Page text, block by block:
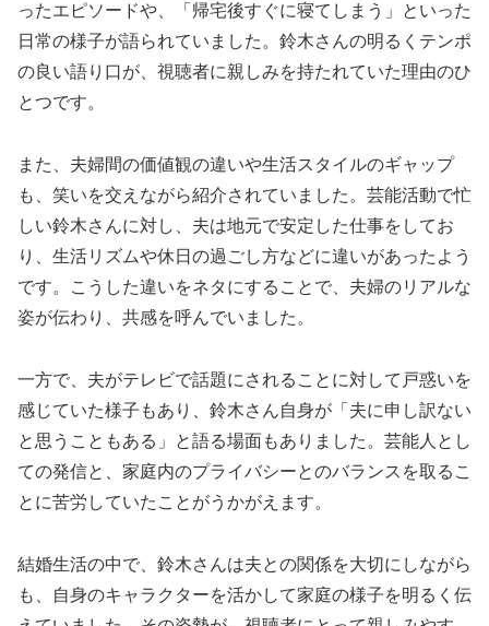
ったエピソードや、「帰宅後すぐに寝てしまう」といった
日常の様子が語られていました。鈴木さんの明るくテンポ
の良い語り口が、視聴者に親しみを持たれていた理由のひ
とつです。
また、夫婦間の価値観の違いや生活スタイルのギャップ
も、笑いを交えながら紹介されていました。芸能活動で忙
しい鈴木さんに対し、夫は地元で安定した仕事をしてお
り、生活リズムや休日の過ごし方などに違いがあったよう
です。こうした違いをネタにすることで、夫婦のリアルな
姿が伝わり、共感を呼んでいました。
一方で、夫がテレビで話題にされることに対して戸惑いを
感じていた様子もあり、鈴木さん自身が「夫に申し訳ない
と思うこともある」と語る場面もありました。芸能人とし
ての発信と、家庭内のプライバシーとのバランスを取るこ
とに苦労していたことがうかがえます。
結婚生活の中で、鈴木さんは夫との関係を大切にしながら
も、自身のキャラクターを活かして家庭の様子を明るく伝